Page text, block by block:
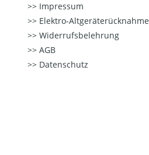
Impressum
Elektro-Altgeräterücknahme
Widerrufsbelehrung
AGB
Datenschutz